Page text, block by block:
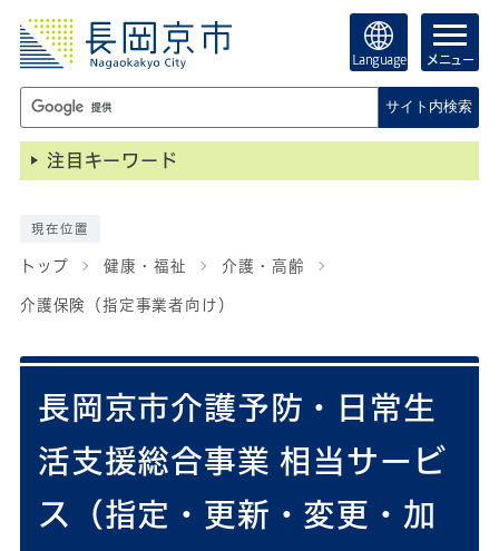
Language メニュー
サイト内検索
注目キーワード
現在位置
トップ 健康・福祉 介護・高齢
介護保険（指定事業者向け）
長岡京市介護予防・日常生
活支援総合事業 相当サービ
ス（指定・更新・変更・加